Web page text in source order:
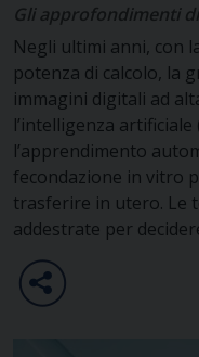
Gli approfondimenti
Negli ultimi anni, con
potenza di calcolo, la
immagini digitali ad
l’intelligenza
l’apprendimento
fecondazione in vitro
trasferire in utero. Le
addestrate per